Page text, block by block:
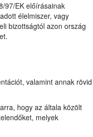
97/EK előírásainak
élelmiszer, vagy
bizottságtól azon ország
valamint annak rövid
hogy az általa közölt
melyek